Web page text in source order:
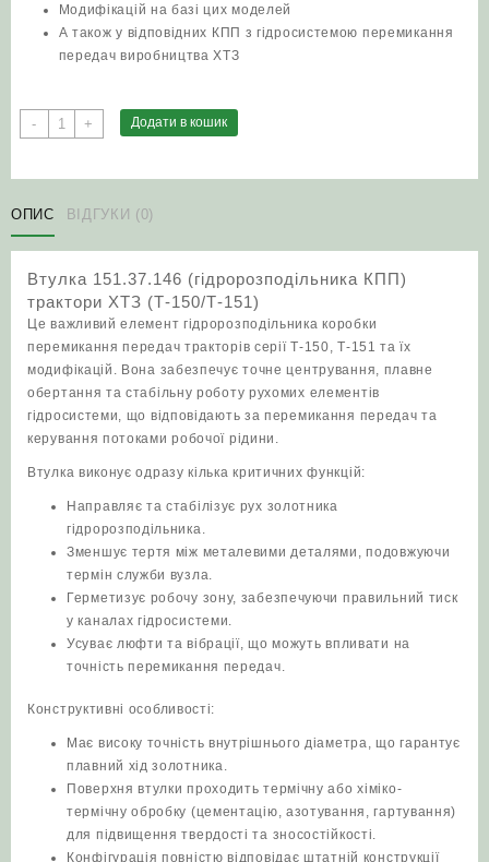
Модифікацій на базі цих моделей
А також у відповідних КПП з гідросистемою перемикання
передач виробництва ХТЗ
-
Втулка
151.37.146
трактори
ХТЗ
Т-151)
кількість
+ Додати в кошик
ОПИС ВІДГУКИ (0)
Втулка 151.37.146 (гідророзподільника КПП)
трактори ХТЗ (Т-150/Т-151)
Це важливий елемент гідророзподільника коробки
перемикання передач тракторів серії Т-150, Т-151 та їх
модифікацій. Вона забезпечує точне центрування, плавне
обертання та стабільну роботу рухомих елементів
гідросистеми, що відповідають за перемикання передач та
керування потоками робочої рідини.
Втулка виконує одразу кілька критичних функцій:
Направляє та стабілізує рух золотника
гідророзподільника.
Зменшує тертя між металевими деталями, подовжуючи
термін служби вузла.
Герметизує робочу зону, забезпечуючи правильний тиск
у каналах гідросистеми.
Усуває люфти та вібрації, що можуть впливати на
точність перемикання передач.
Конструктивні особливості:
Має високу точність внутрішнього діаметра, що гарантує
плавний хід золотника.
Поверхня втулки проходить термічну або хіміко-
термічну обробку (цементацію, азотування, гартування)
для підвищення твердості та зносостійкості.
Конфігурація повністю відповідає штатній конструкції